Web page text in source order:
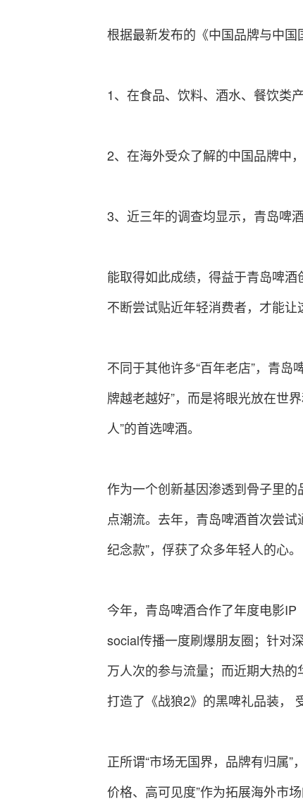
根据最新发布的《中国品牌与中国
1、在食品、饮料、酒水、餐饮类
2、在海外受众了解的中国品牌中
3、近三年的调查均显示，青岛啤
能取得如此成绩，得益于青岛啤
不断尝试贴近年轻消费者，才能让
不同于其他许多“百年老店”，青
牌越老越好”，而是将眼光放在世
人”的首选啤酒。
作为一个创新基因渗透到骨子里
点潮流。去年，青岛啤酒首次尝
纪念款”，俘获了众多年轻人的心。
今年，青岛啤酒合作了年度电影
social传播一度刷爆朋友圈；针对
万人次的参与流量；而近期大热
打造了《战狼2》的黑啤礼品装，
正所谓“市场无国界，品牌有归属”
价格、高可见度”作为拓展海外市